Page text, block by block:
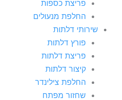
פריצת כספות
החלפת מנעולים
שירותי דלתות
פורץ דלתות
פריצת דלתות
קיצור דלתות
החלפת צילינדר
שחזור מפתח